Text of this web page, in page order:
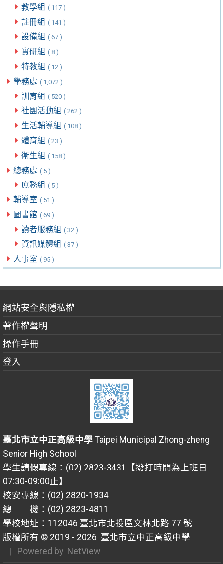
教學組 ( 117 )
註冊組 ( 141 )
設備組 ( 67 )
實研組 ( 8 )
特教組 ( 12 )
學務處 ( 1,072 )
訓育組 ( 520 )
社團活動組 ( 262 )
生活輔導組 ( 108 )
體育組 ( 23 )
衛生組 ( 158 )
總務處 ( 5 )
庶務組 ( 5 )
輔導室 ( 51 )
圖書館 ( 69 )
讀者服務組 ( 32 )
資訊媒體組 ( 37 )
人事室 ( 95 )
網站安全與隱私權
著作權聲明
操作手冊
登入
臺北市立中正高級中學Taipei Municipal Zhong-zheng
Senior High School
學生請假專線：(02) 2823-3431【撥打時間為上班日
07:30-09:00止】
校安專線：(02) 2820-1934
總 機：(02) 2823-4811
學校地址：112046 臺北市北投區文林北路 77 號
版權所有 © 2019 - 2026 臺北市立中正高級中學
| Powered by NetView